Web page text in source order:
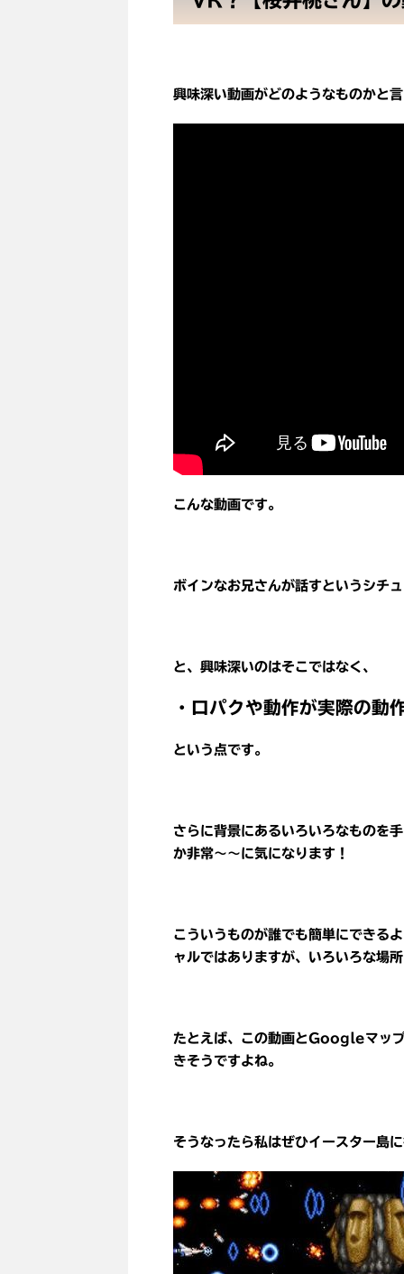
興味深い動画がどのようなものかと
こんな動画です。
ボインなお兄さんが話すというシチ
と、興味深いのはそこではなく、
・口パクや動作が実際の動
という点です。
さらに背景にあるいろいろなものを
か非常～～に気になります！
こういうものが誰でも簡単にできる
ャルではありますが、いろいろな場
たとえば、この動画とGoogleマッ
きそうですよね。
そうなったら私はぜひイースター島